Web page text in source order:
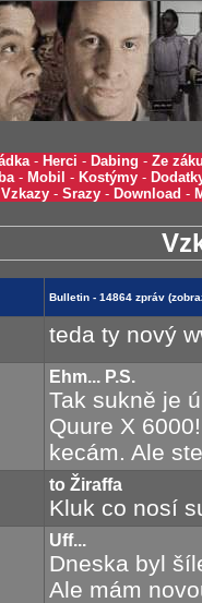
- Herci - Dabing - Ze
- Mobil - Kostýmy -
Vzkazy - Srazy - Download -
Bulletin - 14864 zpráv
teda ty nový
Ehm... P.S.
Tak sukně je
Quure X
kecám. Ale
to Žiraffa
Kluk co nosí
Uff...
Dneska byl
Ale mám